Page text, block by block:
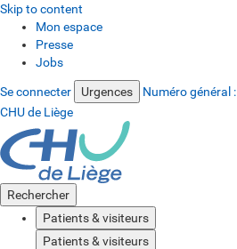
Skip to content
Mon espace
Presse
Jobs
Se connecter Urgences Numéro général :
CHU de Liège
Rechercher
Patients & visiteurs
Patients & visiteurs